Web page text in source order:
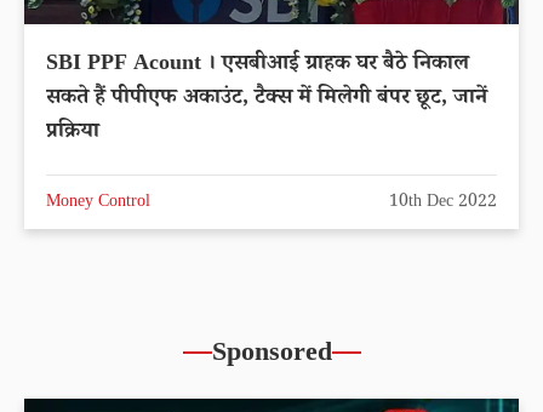
SBI PPF Acount । एसबीआई ग्राहक घर बैठे निकाल
सकते हैं पीपीएफ अकाउंट, टैक्स में मिलेगी बंपर छूट, जानें
प्रक्रिया
Money Control 10th Dec 2022
Sponsored